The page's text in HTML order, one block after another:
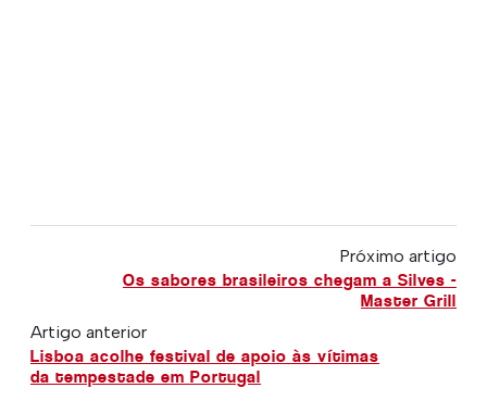
Próximo artigo
Os sabores brasileiros chegam a Silves -
Master Grill
Artigo anterior
Lisboa acolhe festival de apoio às vítimas
da tempestade em Portugal